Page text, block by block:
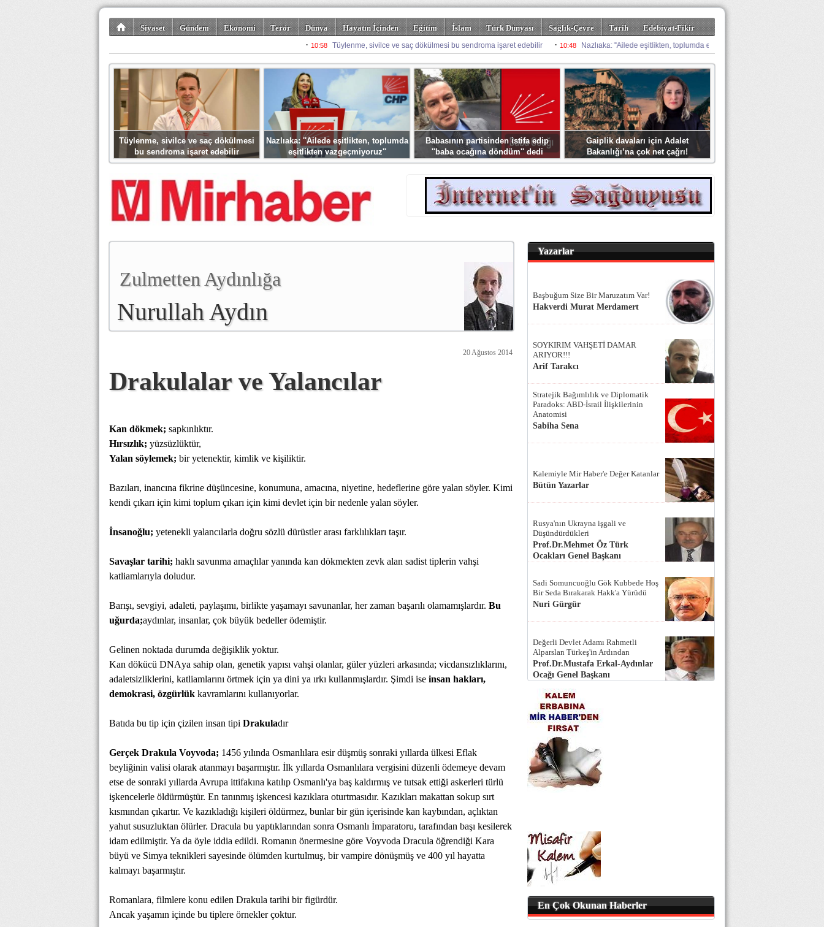
Siyaset Gündem Ekonomi Terör Dünya Hayatın İçinden Eğitim İslam Türk Dünyası Sağlık-Çevre Tarih
Edebiyat-Fikir
Spor Misafir Kalem Foto Galeriler
Tüylenme, sivilce ve saç dökülmesi
bu sendroma işaret edebilir
Nazlıaka: ''Ailede eşitlikten, toplumda
eşitlikten vazgeçmiyoruz''
Babasının partisinden istifa edip
''baba ocağına döndüm'' dedi
Gaiplik davaları için Adalet
Bakanlığı’na çok net çağrı!
Zulmetten Aydınlığa
Nurullah Aydın
20 Ağustos 2014
Drakulalar ve Yalancılar
Kan dökmek; sapkınlıktır.
Hırsızlık; yüzsüzlüktür,
Yalan söylemek; bir yetenektir, kimlik ve kişiliktir.
Bazıları, inancına fikrine düşüncesine, konumuna, amacına, niyetine, hedeflerine göre yalan söyler. Kimi
kendi çıkarı için kimi toplum çıkarı için kimi devlet için bir nedenle yalan söyler.
İnsanoğlu; yetenekli yalancılarla doğru sözlü dürüstler arası farklılıkları taşır.
Savaşlar tarihi; haklı savunma amaçlılar yanında kan dökmekten zevk alan sadist tiplerin vahşi
katliamlarıyla doludur.
Barışı, sevgiyi, adaleti, paylaşımı, birlikte yaşamayı savunanlar, her zaman başarılı olamamışlardır. Bu
uğurda;aydınlar, insanlar, çok büyük bedeller ödemiştir.
Gelinen noktada durumda değişiklik yoktur.
Kan dökücü DNAya sahip olan, genetik yapısı vahşi olanlar, güler yüzleri arkasında; vicdansızlıklarını,
adaletsizliklerini, katliamlarını örtmek için ya dini ya ırkı kullanmışlardır. Şimdi ise insan hakları,
demokrasi, özgürlük kavramlarını kullanıyorlar.
Batıda bu tip için çizilen insan tipi Drakuladır
Gerçek Drakula Voyvoda; 1456 yılında Osmanlılara esir düşmüş sonraki yıllarda ülkesi Eflak
beyliğinin valisi olarak atanmayı başarmıştır. İlk yıllarda Osmanlılara vergisini düzenli ödemeye devam
etse de sonraki yıllarda Avrupa ittifakına katılıp Osmanlı'ya baş kaldırmış ve tutsak ettiği askerleri türlü
işkencelerle öldürmüştür. En tanınmış işkencesi kazıklara oturtmasıdır. Kazıkları makattan sokup sırt
kısmından çıkartır. Ve kazıkladığı kişileri öldürmez, bunlar bir gün içerisinde kan kaybından, açlıktan
yahut susuzluktan ölürler. Dracula bu yaptıklarından sonra Osmanlı İmparatoru, tarafından başı kesilerek
idam edilmiştir. Ya da öyle iddia edildi. Romanın önermesine göre Voyvoda Dracula öğrendiği Kara
büyü ve Simya teknikleri sayesinde ölümden kurtulmuş, bir vampire dönüşmüş ve 400 yıl hayatta
kalmayı başarmıştır.
Romanlara, filmlere konu edilen Drakula tarihi bir figürdür.
Ancak yaşamın içinde bu tiplere örnekler çoktur.
Yazarlar
Başbuğum Size Bir Maruzatım Var!
Hakverdi Murat Merdamert
SOYKIRIM VAHŞETİ DAMAR
ARIYOR!!!
Arif Tarakcı
Stratejik Bağımlılık ve Diplomatik
Paradoks: ABD-İsrail İlişkilerinin
Anatomisi
Sabiha Sena
Kalemiyle Mir Haber'e Değer Katanlar
Bütün Yazarlar
Rusya'nın Ukrayna işgali ve
Düşündürdükleri
Prof.Dr.Mehmet Öz Türk
Ocakları Genel Başkanı
Sadi Somuncuoğlu Gök Kubbede Hoş
Bir Seda Bırakarak Hakk'a Yürüdü
Nuri Gürgür
Değerli Devlet Adamı Rahmetli
Alparslan Türkeş'in Ardından
Prof.Dr.Mustafa Erkal-Aydınlar
Ocağı Genel Başkanı
En Çok Okunan Haberler